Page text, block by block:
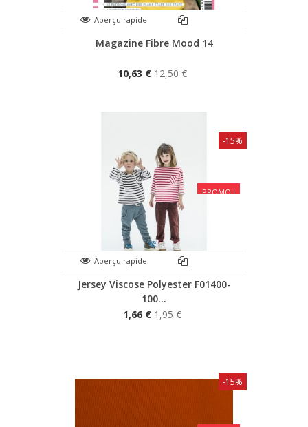
Aperçu rapide
Magazine Fibre Mood 14
10,63 € 12,50 €
PROMO !
Aperçu rapide
Jersey Viscose Polyester F01400-
100...
1,66 € 1,95 €
-15%
-15%